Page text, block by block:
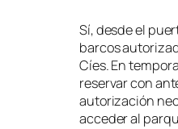
Sí, desde el
barcos
Cíes. En
reservar con
autorización
acceder al